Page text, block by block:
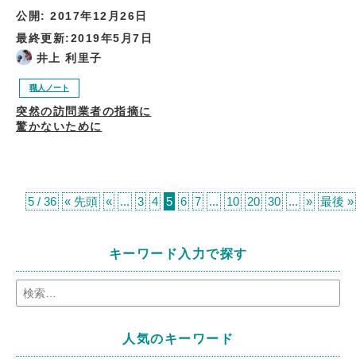
公開: 2017年12月26日
最終更新:2019年5月7日
井上 利里子
職人ノート
突然の訪問業者の指摘に
驚かないために
5 / 36 « 先頭 « ... 3 4 5 6 7 ... 10 20 30 ... » 最後 »
キーワード入力で探す
人気のキーワード